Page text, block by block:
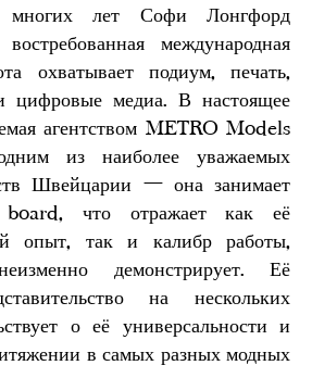
многих лет Софи Лонгфорд
международная
охватывает подиум, печать,
цифровые медиа. В настоящее
агентством METRO Models
из наиболее уважаемых
Швейцарии — она занимает
что отражает как её
опыт, так и калибр работы,
демонстрирует. Её
на нескольких
о её универсальности и
в самых разных модных